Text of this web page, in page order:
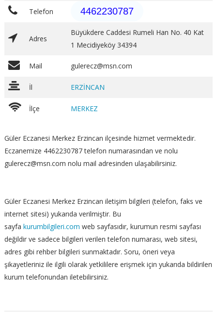
Telefon 4462230787
Adres
Büyükdere Caddesi Rumeli Han No. 40 Kat
1 Mecidiyeköy 34394
Mail gulerecz@msn.com
İl ERZİNCAN
İlçe MERKEZ
Güler Eczanesi Merkez Erzincan ilçesinde hizmet vermektedir.
Eczanemize 4462230787 telefon numarasından ve nolu
gulerecz@msn.com nolu mail adresinden ulaşabilirsiniz.
Güler Eczanesi Merkez Erzincan iletişim bilgileri (telefon, faks ve
internet sitesi) yukarıda verilmiştir. Bu
sayfa kurumbilgileri.com web sayfasıdır, kurumun resmi sayfası
değildir ve sadece bilgileri verilen telefon numarası, web sitesi,
adres gibi rehber bilgileri sunmaktadır. Soru, öneri veya
şikayetleriniz ile ilgili olarak yetkililere erişmek için yukarıda bildirilen
kurum telefonundan iletebilirsiniz.